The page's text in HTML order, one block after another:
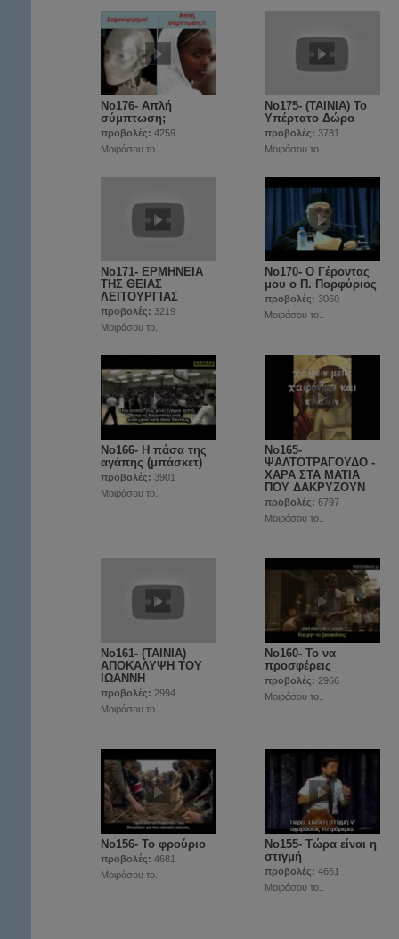
No176- Απλή
σύμπτωση;
προβολές: 4259
Μοιράσου το..
No175- (ΤΑΙΝΙΑ) Το
Υπέρτατο Δώρο
προβολές: 3781
Μοιράσου το..
No171- ΕΡΜΗΝΕΙΑ
ΤΗΣ ΘΕΙΑΣ
ΛΕΙΤΟΥΡΓΙΑΣ
προβολές: 3219
Μοιράσου το..
Νο170- Ο Γέροντας
μου ο Π. Πορφύριος
προβολές: 3060
Μοιράσου το..
Νο166- Η πάσα της
αγάπης (μπάσκετ)
προβολές: 3901
Μοιράσου το..
Νο165-
ΨΑΛΤΟΤΡΑΓΟΥΔΟ -
ΧΑΡΑ ΣΤΑ ΜΑΤΙΑ
ΠΟΥ ΔΑΚΡΥΖΟΥΝ
προβολές: 6797
Μοιράσου το..
No161- (TAINIA)
ΑΠΟΚΑΛΥΨΗ ΤΟΥ
ΙΩΑΝΝΗ
προβολές: 2994
Μοιράσου το..
No160- Το να
προσφέρεις
προβολές: 2966
Μοιράσου το..
No156- Το φρούριο
προβολές: 4681
Μοιράσου το..
Νο155- Τώρα είναι η
στιγμή
προβολές: 4661
Μοιράσου το..